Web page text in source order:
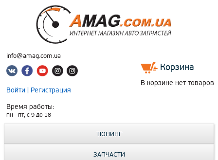
info@amag.com.ua
Войти | Регистрация
Время работы:
пн - пт, c 9 до 18
Корзина
В корзине нет товаров
ТЮНИНГ
ЗАПЧАСТИ